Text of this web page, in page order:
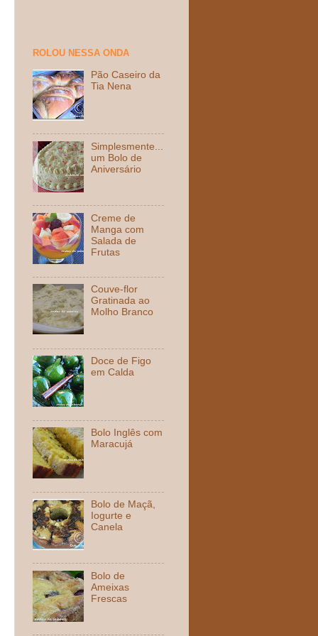
ROLOU NESSA ONDA
Pão Caseiro da
Tia Nena
Simplesmente...
um Bolo de
Aniversário
Creme de
Manga com
Salada de
Frutas
Couve-flor
Gratinada ao
Molho Branco
Doce de Figo
em Calda
Bolo Inglês com
Maracujá
Bolo de Maçã,
Iogurte e
Canela
Bolo de
Ameixas
Frescas